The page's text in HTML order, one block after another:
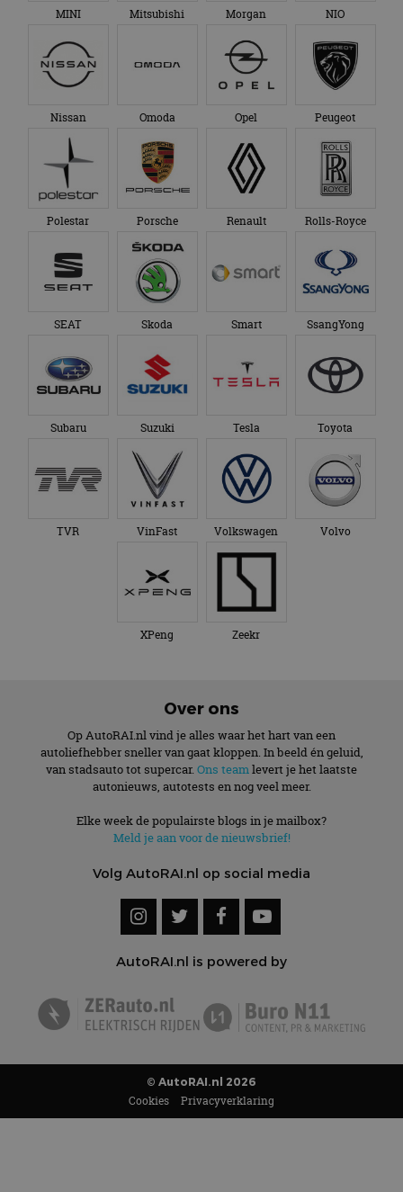
MINI Mitsubishi Morgan NIO
Nissan Omoda Opel Peugeot
Polestar Porsche Renault Rolls-Royce
SEAT Skoda Smart SsangYong
Subaru Suzuki Tesla Toyota
TVR VinFast Volkswagen Volvo
XPeng Zeekr
Over ons
Op AutoRAI.nl vind je alles waar het hart van een
autoliefhebber sneller van gaat kloppen. In beeld én geluid,
van stadsauto tot supercar. Ons teamlevert je het laatste
autonieuws, autotests en nog veel meer.
Elke week de populairste blogs in je mailbox?
Meld je aan voor de nieuwsbrief!
Volg AutoRAI.nl op social media
AutoRAI.nl is powered by
© AutoRAI.nl 2026
Cookies Privacyverklaring